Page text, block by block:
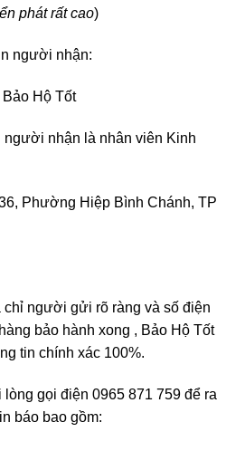
phát rất cao)
người nhận:
Hộ Tốt
người nhận là nhân viên Kinh
Phường Hiệp Bình Chánh, TP
chỉ người gửi rõ ràng và số điện
bảo hành xong , Bảo Hộ Tốt
tin chính xác 100%.
gọi điện 0965 871 759 để ra
báo bao gồm: